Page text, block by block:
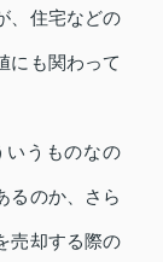
、住宅などの
にも関わって
いうものなの
るのか、さら
売却する際の